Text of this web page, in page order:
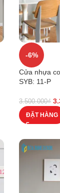
-6%
Cửa nhựa
SYB: 11-P
3.500.000₫
ĐẶT HÀNG